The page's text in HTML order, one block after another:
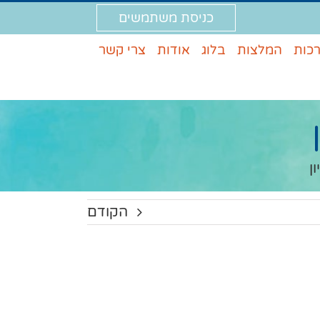
כניסת משתמשים
המלצות בלוג אודות צרי קשר
הקודם